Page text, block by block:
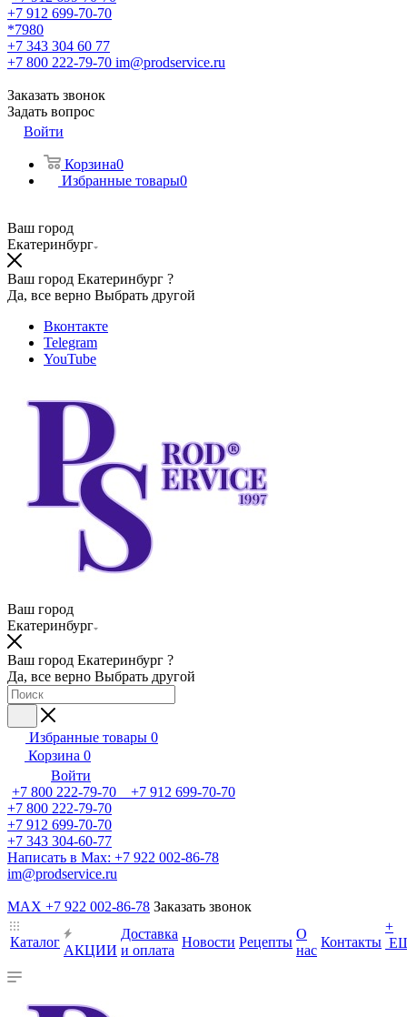
+7 912 699-70-70
*7980
+7 343 304 60 77
+7 800 222-79-70 im@prodservice.ru
Заказать звонок
Задать вопрос
Войти
Корзина0
Избранные товары0
Ваш город
Екатеринбург
Ваш город Екатеринбург ?
Да, все верно Выбрать другой
Вконтакте
Telegram
YouTube
Ваш город
Екатеринбург
Ваш город Екатеринбург ?
Да, все верно Выбрать другой
Избранные товары 0
Корзина 0
Войти
+7 800 222-79-70 +7 912 699-70-70
+7 800 222-79-70
+7 912 699-70-70
+7 343 304-60-77
Написать в Max: +7 922 002-86-78
im@prodservice.ru
MAX +7 922 002-86-78 Заказать звонок
Каталог
АКЦИИ
Доставка
и оплата
Новости Рецепты
О
нас
Контакты
+